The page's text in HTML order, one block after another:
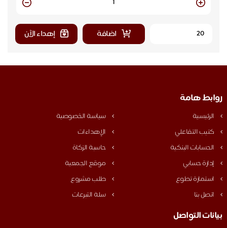
Quantity
اضافة إهداء الآن
روابط هامة
الرئيسية
سياسة الخصوصية
كتيب التفاعلي
الإهداءات
الحسابات البنكية
حاسبة الزكاة
إدارة حسابي
موقع الجمعية
استمارة تطوع
طلب مشروع
اتصل بنا
سلة التبرعات
بيانات التواصل